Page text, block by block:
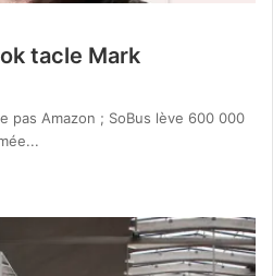
tacle Mark
pas Amazon ; SoBus lève 600 000